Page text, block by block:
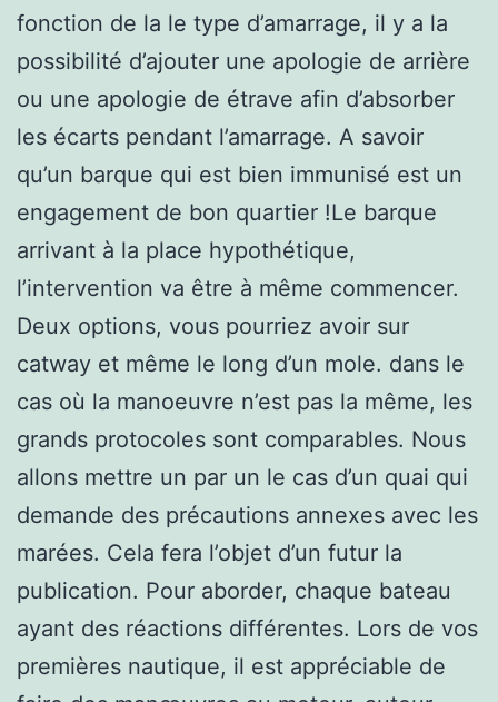
fonction de la le type d’amarrage, il y a la
possibilité d’ajouter une apologie de arrière
ou une apologie de étrave afin d’absorber
les écarts pendant l’amarrage. A savoir
qu’un barque qui est bien immunisé est un
engagement de bon quartier !Le barque
arrivant à la place hypothétique,
l’intervention va être à même commencer.
Deux options, vous pourriez avoir sur
catway et même le long d’un mole. dans le
cas où la manoeuvre n’est pas la même, les
grands protocoles sont comparables. Nous
allons mettre un par un le cas d’un quai qui
demande des précautions annexes avec les
marées. Cela fera l’objet d’un futur la
publication. Pour aborder, chaque bateau
ayant des réactions différentes. Lors de vos
premières nautique, il est appréciable de